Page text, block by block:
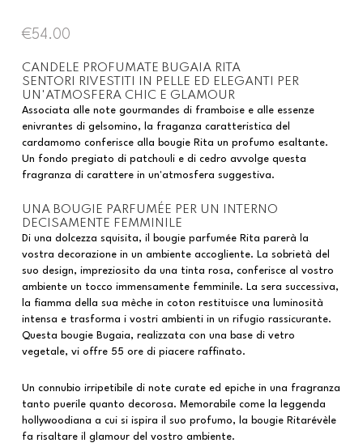
€54.00
CANDELE PROFUMATE BUGAIA RITA
SENTORI RIVESTITI IN PELLE ED ELEGANTI PER
UN'ATMOSFERA CHIC E GLAMOUR
Associata alle note gourmandes di framboise e alle essenze
enivrantes di gelsomino, la fraganza caratteristica del
cardamomo conferisce alla bougie Rita un profumo esaltante.
Un fondo pregiato di patchouli e di cedro avvolge questa
fragranza di carattere in un'atmosfera suggestiva.
UNA BOUGIE PARFUMÉE PER UN INTERNO
DECISAMENTE FEMMINILE
Di una dolcezza squisita, il bougie parfumée Rita parerà la
vostra decorazione in un ambiente accogliente. La sobrietà del
suo design, impreziosito da una tinta rosa, conferisce al vostro
ambiente un tocco immensamente femminile. La sera successiva,
la fiamma della sua mèche in coton restituisce una luminosità
intensa e trasforma i vostri ambienti in un rifugio rassicurante.
Questa bougie Bugaia, realizzata con una base di vetro
vegetale, vi offre 55 ore di piacere raffinato.
Un connubio irripetibile di note curate ed epiche in una fragranza
tanto puerile quanto decorosa. Memorabile come la leggenda
hollywoodiana a cui si ispira il suo profumo, la bougie Ritarévèle
fa risaltare il glamour del vostro ambiente.